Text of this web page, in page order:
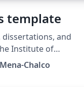
template
and
Institute of
and Computer
Estatística
Chalco